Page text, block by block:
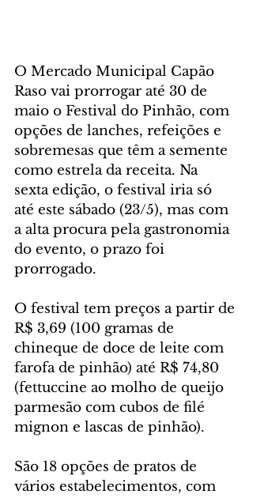
O Mercado Municipal Capão
Raso vai prorrogar até 30 de
maio o Festival do Pinhão, com
opções de lanches, refeições e
sobremesas que têm a semente
como estrela da receita. Na
sexta edição, o festival iria só
até este sábado (23/5), mas com
a alta procura pela gastronomia
do evento, o prazo foi
prorrogado.
O festival tem preços a partir de
R$ 3,69 (100 gramas de
chineque de doce de leite com
farofa de pinhão) até R$ 74,80
(fettuccine ao molho de queijo
parmesão com cubos de filé
mignon e lascas de pinhão).
São 18 opções de pratos de
vários estabelecimentos, com